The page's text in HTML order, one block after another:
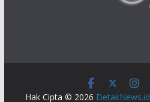
Hak Cipta © 2026 DetakNews.id